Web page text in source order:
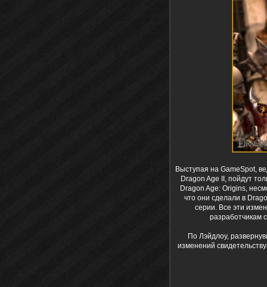
Выступая на GameSpot,
Dragon Age II, пойдут
Dragon Age: Origins,
что они сделали в
серии. Все эти
разработчикам
По Лэйдлоу,
изменений